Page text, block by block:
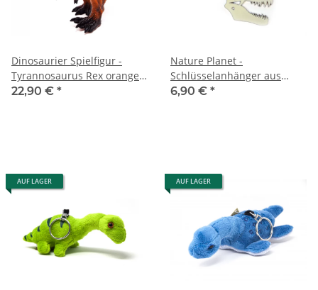
Dinosaurier Spielfigur -
Tyrannosaurus Rex orange -
63 cm
22,90 € *
Nature Planet -
Schlüsselanhänger aus
Metall - T-Rex Skelett 5 cm
6,90 € *
AUF LAGER AUF LAGER